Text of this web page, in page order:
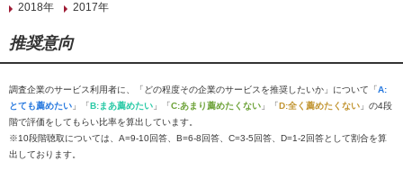
2018年
2017年
推奨意向
調査企業のサービス利用者に、「どの程度その企業のサービスを推奨したいか」について「A:
とても薦めたい 」「B:まあ薦めたい 」「C:あまり薦めたくない 」「D:全く薦めたくない 」の4段
階で評価をしてもらい比率を算出しています。
※10段階聴取については、A=9-10回答、B=6-8回答、C=3-5回答、D=1-2回答として割合を算
出しております。